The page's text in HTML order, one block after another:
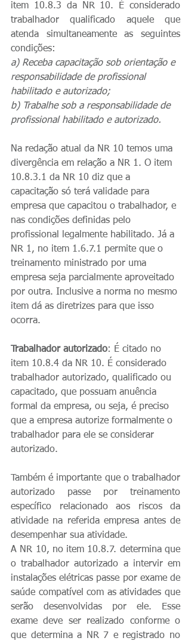
item 10.8.3 da NR 10. É considerado
trabalhador qualificado aquele que
atenda simultaneamente as seguintes
condições:
a) Receba capacitação sob orientação e
responsabilidade de profissional
habilitado e autorizado;
b) Trabalhe sob a responsabilidade de
profissional habilitado e autorizado.
Na redação atual da NR 10 temos uma
divergência em relação a NR 1. O item
10.8.3.1 da NR 10 diz que a
capacitação só terá validade para
empresa que capacitou o trabalhador, e
nas condições definidas pelo
profissional legalmente habilitado. Já a
NR 1, no item 1.6.7.1 permite que o
treinamento ministrado por uma
empresa seja parcialmente aproveitado
por outra. Inclusive a norma no mesmo
item dá as diretrizes para que isso
ocorra.
Trabalhador autorizado: É citado no
item 10.8.4 da NR 10. É considerado
trabalhador autorizado, qualificado ou
capacitado, que possuam anuência
formal da empresa, ou seja, é preciso
que a empresa autorize formalmente o
trabalhador para ele se considerar
autorizado.
Também é importante que o trabalhador
autorizado passe por treinamento
específico relacionado aos riscos da
atividade na referida empresa antes de
desempenhar sua atividade.
A NR 10, no item 10.8.7. determina que
o trabalhador autorizado a intervir em
instalações elétricas passe por exame de
saúde compatível com as atividades que
serão desenvolvidas por ele. Esse
exame deve ser realizado conforme o
que determina a NR 7 e registrado no